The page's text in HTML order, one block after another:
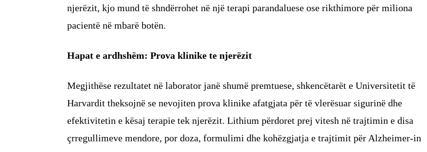
njerëzit, kjo mund të shndërrohet në një terapi parandaluese ose rikthimore për miliona
pacientë në mbarë botën.
Hapat e ardhshëm: Prova klinike te njerëzit
Megjithëse rezultatet në laborator janë shumë premtuese, shkencëtarët e Universitetit të
Harvardit theksojnë se nevojiten prova klinike afatgjata për të vlerësuar sigurinë dhe
efektivitetin e kësaj terapie tek njerëzit. Lithium përdoret prej vitesh në trajtimin e disa
çrregullimeve mendore, por doza, formulimi dhe kohëzgjatja e trajtimit për Alzheimer-in